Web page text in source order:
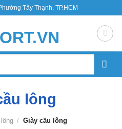
Tây Thạnh, TP.HCM
lông
/ Giày cầu lông